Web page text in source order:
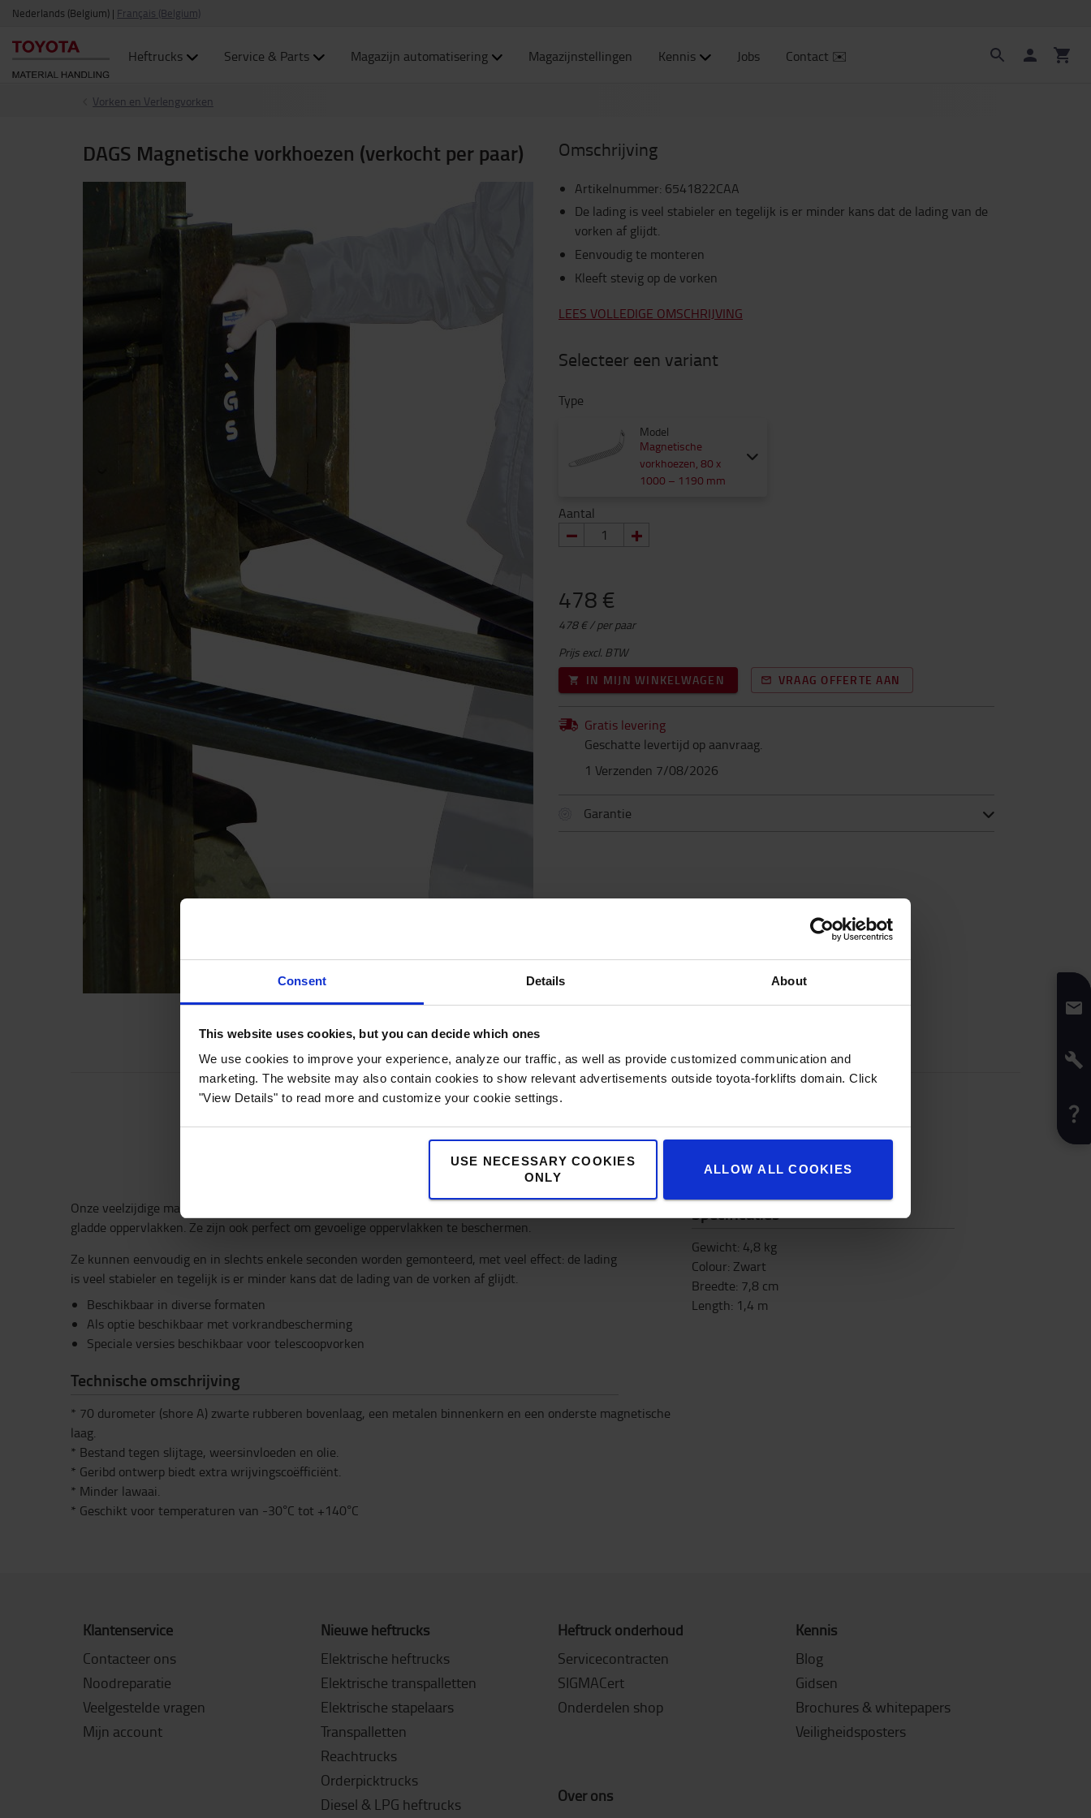
Consent Details About
This website uses cookies, but you can decide which ones
We use cookies to improve your experience, analyze our traffic, as well as provide customized communication and
marketing. The website may also contain cookies to show relevant advertisements outside toyota-forklifts domain. Click
"View Details" to read more and customize your cookie settings.
USE NECESSARY COOKIES
ONLY
ALLOW ALL COOKIES
Nederlands (Belgium) | Français (Belgium)
Heftrucks Service & Parts Magazijn automatisering Magazijnstellingen Kennis Jobs Contact ✉️
Vorken en Verlengvorken
DAGS Magnetische vorkhoezen (verkocht per paar) Omschrijving
Artikelnummer: 6541822CAA
De lading is veel stabieler en tegelijk is er minder kans dat de lading van de
vorken af glijdt.
Eenvoudig te monteren
Kleeft stevig op de vorken
LEES VOLLEDIGE OMSCHRIJVING
Selecteer een variant
Type
Model
Magnetische
vorkhoezen, 80 x
1000 – 1190 mm
Aantal
478 €
478 € / per paar
Prijs excl. BTW
IN MIJN WINKELWAGEN
VRAAG OFFERTE AAN
Gratis levering
Geschatte levertijd op aanvraag.
1 Verzenden 7/08/2026
Garantie
SPECIFICATIES
Specificaties
Onze veelzijdige magnetische antislipmatten zorgen voor een veiliger transport van ladingen met
gladde oppervlakken. Ze zijn ook perfect om gevoelige oppervlakken te beschermen.
Ze kunnen eenvoudig en in slechts enkele seconden worden gemonteerd, met veel effect: de lading
is veel stabieler en tegelijk is er minder kans dat de lading van de vorken af glijdt.
Beschikbaar in diverse formaten
Als optie beschikbaar met vorkrandbescherming
Speciale versies beschikbaar voor telescoopvorken
Technische omschrijving
* 70 durometer (shore A) zwarte rubberen bovenlaag, een metalen binnenkern en een onderste magnetische
laag.
* Bestand tegen slijtage, weersinvloeden en olie.
* Geribd ontwerp biedt extra wrijvingscoëfficiënt.
* Minder lawaai.
* Geschikt voor temperaturen van -30°C tot +140°C
Specificaties
Gewicht: 4,8 kg
Colour: Zwart
Breedte: 7,8 cm
Length: 1,4 m
Klantenservice
Contacteer ons
Noodreparatie
Veelgestelde vragen
Mijn account
Nieuwe heftrucks
Elektrische heftrucks
Elektrische transpalletten
Elektrische stapelaars
Transpalletten
Reachtrucks
Orderpicktrucks
Diesel & LPG heftrucks
Heftruck onderhoud
Servicecontracten
SIGMACert
Onderdelen shop
Kennis
Blog
Gidsen
Brochures & whitepapers
Veiligheidsposters
Over ons